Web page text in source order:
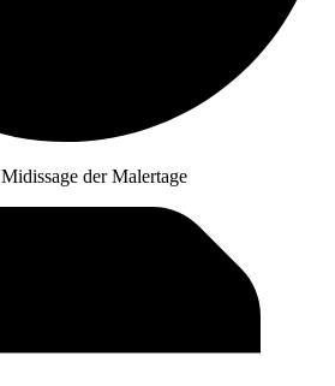
Midis­sa­ge der Malertage